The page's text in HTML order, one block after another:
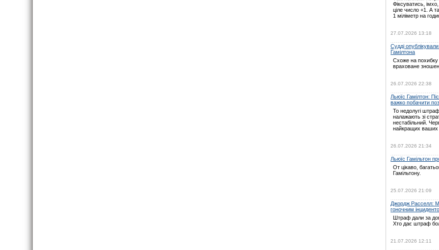
Фіксуватись,
ціле число +1. А
1 міліметр на
27.07.2026 13:18
Судді
Гамілтона
Схоже на похибку
враховане
26.07.2026 22:38
Льюїс Гамілтон:
важко побачити
То недолугі
налажають зі
нестабільний.
найкращих
26.07.2026 21:34
Льюїс Гамільтон
От цікаво,
Гамільтону.
25.07.2026 21:09
Джордж Расселл:
гоночним
Штраф дали за
Хто дає штраф
21.07.2026 12:11